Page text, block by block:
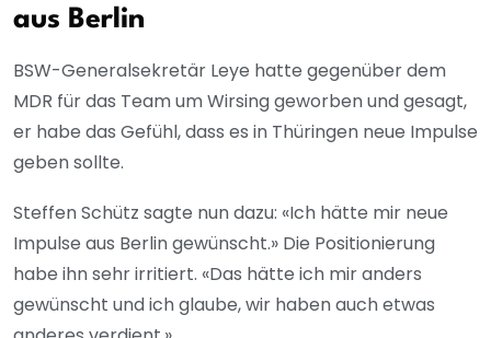
aus Berlin
BSW-Generalsekretär Leye hatte gegenüber dem
MDR für das Team um Wirsing geworben und gesagt,
er habe das Gefühl, dass es in Thüringen neue Impulse
geben sollte.
Steffen Schütz sagte nun dazu: «Ich hätte mir neue
Impulse aus Berlin gewünscht.» Die Positionierung
habe ihn sehr irritiert. «Das hätte ich mir anders
gewünscht und ich glaube, wir haben auch etwas